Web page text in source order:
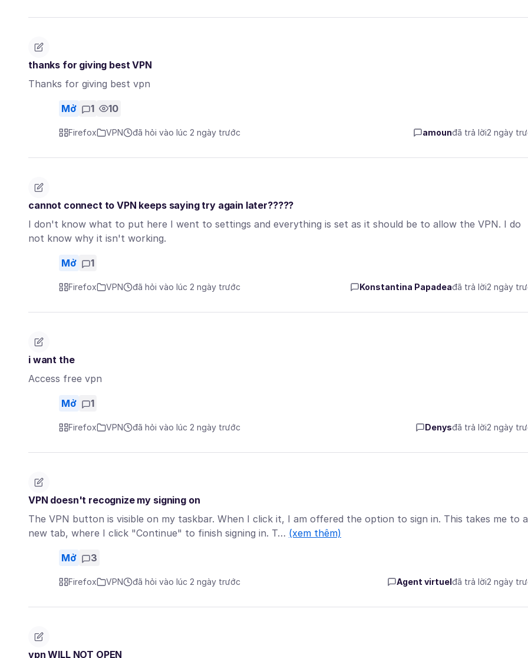
thanks for giving best VPN
Thanks for giving best vpn
Mở 1 10
Firefox VPN đã hỏi vào lúc 2 ngày trước amounđã trả lời2 ngày
cannot connect to VPN keeps saying try again later?????
I don't know what to put here I went to settings and everything is set as it should be to allow the VPN. I do
not know why it isn't working.
Mở 1
Firefox VPN đã hỏi vào lúc 2 ngày trước Konstantina Papadeađã trả lời2 ngày
i want the
Access free vpn
Mở 1
Firefox VPN đã hỏi vào lúc 2 ngày trước Denysđã trả lời2 ngày
VPN doesn't recognize my signing on
The VPN button is visible on my taskbar. When I click it, I am offered the option to sign in. This takes me to a
new tab, where I click "Continue" to finish signing in. T… (xem thêm)
Mở 3
Firefox VPN đã hỏi vào lúc 2 ngày trước Agent virtuelđã trả lời2 ngày
vpn WILL NOT OPEN